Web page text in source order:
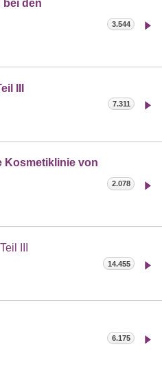
bei den
3.544
III
7.311
Kosmetiklinie von
2.078
III
14.455
6.175